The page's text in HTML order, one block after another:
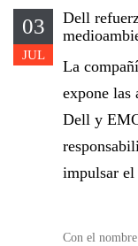
03
JUL
Dell
La
expone las
Dell y
impulsar el
Con el